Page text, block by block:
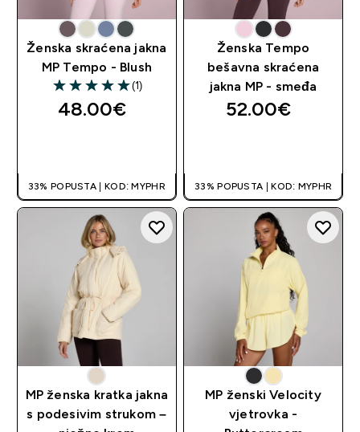
Ženska skraćena jakna
MP Tempo - Blush
5 out of 5 stars
(1)
48.00€‎
33% POPUSTA | KOD: MYPHR
Ženska Tempo
bešavna skraćena
jakna MP - smeđa
52.00€‎
33% POPUSTA | KOD: MYPHR
MP ženska kratka jakna
s podesivim strukom –
MP ženski Velocity
vjetrovka -